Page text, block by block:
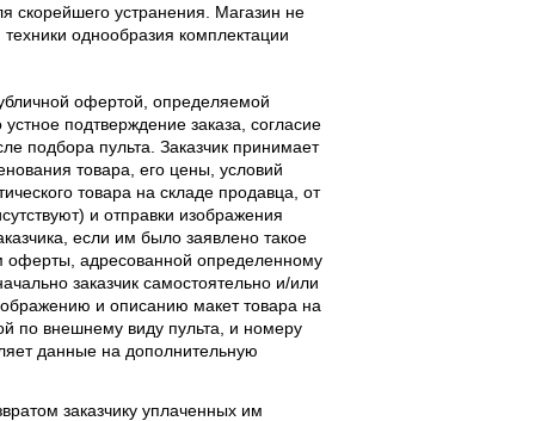
скорейшего устранения. Магазин не
однообразия комплектации
офертой, определяемой
подтверждение заказа, согласие
подбора пульта. Заказчик принимает
товара, его цены, условий
товара на складе продавца, от
и отправки изображения
если им было заявлено такое
оферты, адресованной определенному
заказчик самостоятельно и/или
и описанию макет товара на
по внешнему виду пульта, и номеру
данные на дополнительную
заказчику уплаченных им